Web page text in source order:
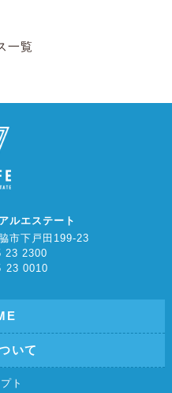
一覧
ルエステート
市下戸田199-23
23 2300
23 0010
いて
ト